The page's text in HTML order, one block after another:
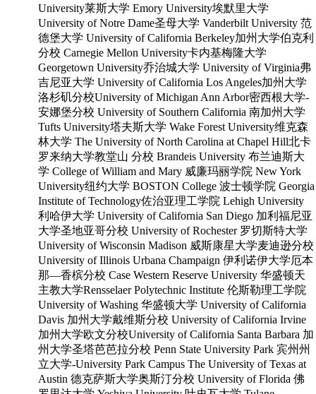
University莱斯大学 Emory University埃默里大学
University of Notre Dame圣母大学 Vanderbilt University 范
德堡大学 University of California Berkeley加州大学伯克利
分校 Carnegie Mellon University卡内基梅隆大学
Georgetown University乔治城大学 University of Virginia弗
吉尼亚大学 University of California Los Angeles加州大学
洛杉矶分校University of Michigan Ann Arbor密西根大学-
安娜堡分校 University of Southern California 南加州大学
Tufts University塔夫斯大学 Wake Forest University维克森
林大学 The University of North Carolina at Chapel Hill北卡
罗来纳大学教堂山 分校 Brandeis University 布兰迪斯大
学 College of William and Mary 威廉玛丽学院 New York
University纽约大学 BOSTON College 波士顿学院 Georgia
Institute of Technology佐治亚理工学院 Lehigh University
利哈伊大学 University of California San Diego 加利福尼亚
大学圣地亚哥分校 University of Rochester 罗切斯特大学
University of Wisconsin Madison 威斯康星大学麦迪逊分校
University of Illinois Urbana Champaign 伊利诺伊大学厄本
那—香槟分校 Case Western Reserve University 华盛顿天
主教大学Rensselaer Polytechnic Institute 伦斯勒理工学院
University of Washing 华盛顿大学 University of California
Davis 加州大学戴维斯分校 University of California Irvine
加州大学欧文分校University of California Santa Barbara 加
州大学圣塔芭芭拉分校 Penn State University Park 宾州州
立大学-University Park Campus The University of Texas at
Austin 德克萨斯大学奥斯汀分校 University of Florida 佛